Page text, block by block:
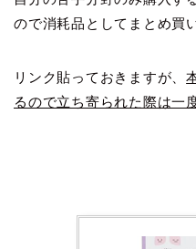
ので消耗品としてまとめ買
リンク貼っておきますが、
るので立ち寄られた際は一